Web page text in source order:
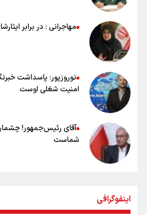
مروری بر زندگینامه خبرنگار شهید
۱۷ مرداد؛ روز خبرنگار
خانواده شهید لاریجانی: از اظهارات
کنید
مهاجرانی : در برابر
نوروزپور: پاسداشت
امنیت شغلی اوست
آقای رئیس‌جمهور!
شماست
اینفوگرافی